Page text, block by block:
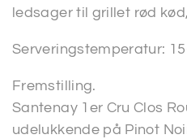
ledsager til grillet rød
Serveringstemperatur:
Fremstilling.
Santenay 1er Cru Clos
udelukkende på Pinot